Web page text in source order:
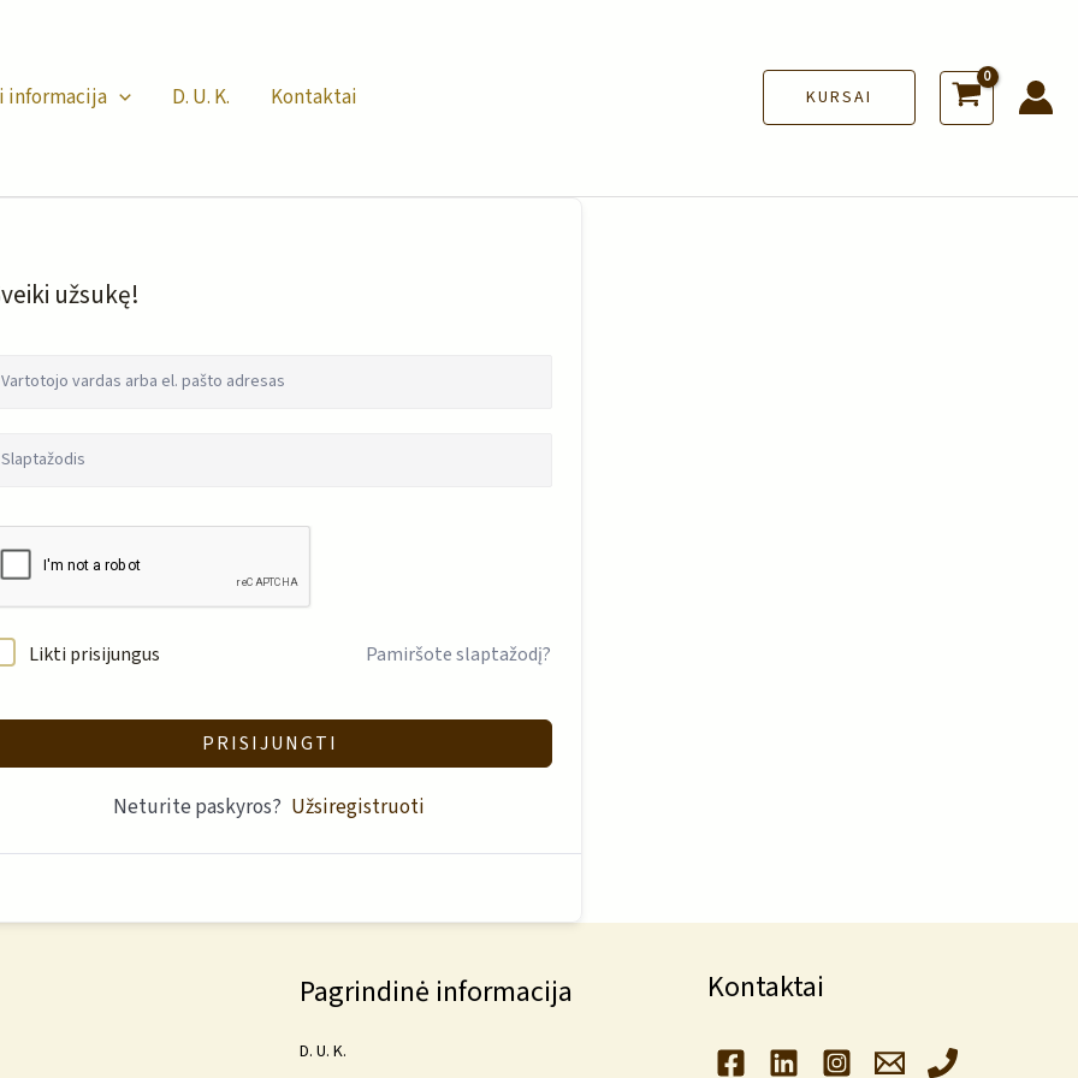
informacija D. U. K. Kontaktai KURSAI
užsukę!
Likti prisijungus Pamiršote slaptažodį?
PRISIJUNGTI
Neturite paskyros? Užsiregistruoti
Pagrindinė informacija
D. U. K.
Kontaktai